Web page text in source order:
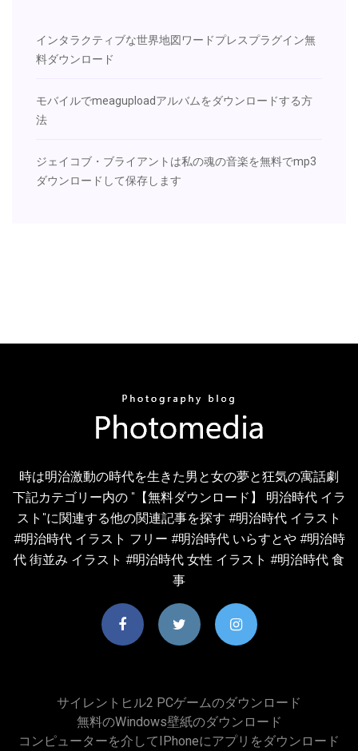
インタラクティブな世界地図ワードプレスプラグイン無
料ダウンロード
モバイルでmeaguploadアルバムをダウンロードする方
法
ジェイコブ・ブライアントは私の魂の音楽を無料でmp3
ダウンロードして保存します
時は明治激動の時代を生きた男と女の夢と狂気の寓話劇
下記カテゴリー内の "【無料ダウンロード】 明治時代 イラ
スト"に関連する他の関連記事を探す #明治時代 イラスト
#明治時代 イラスト フリー #明治時代 いらすとや #明治時
代 街並み イラスト #明治時代 女性 イラスト #明治時代 食
事
サイレントヒル2 PCゲームのダウンロード
無料のWindows壁紙のダウンロード
コンピューターを介してiPhoneにアプリをダウンロード